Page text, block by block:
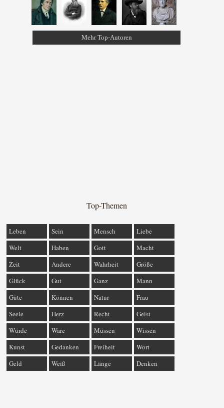
Mehr Top-Autoren
Top-Themen
Leben Sein Mensch
Liebe
Welt
Haben Gott
Macht
Zeit
Andere Wahrheit
Größe
Glück
Gut Ganz
Mann
Güte
Können Natur
Frau
Seele
Herz Recht
Geist
Würde
Ware Müssen
Wissen
Kunst
Gedanken Freiheit
Wort
Geld
Weiß Länge Denken